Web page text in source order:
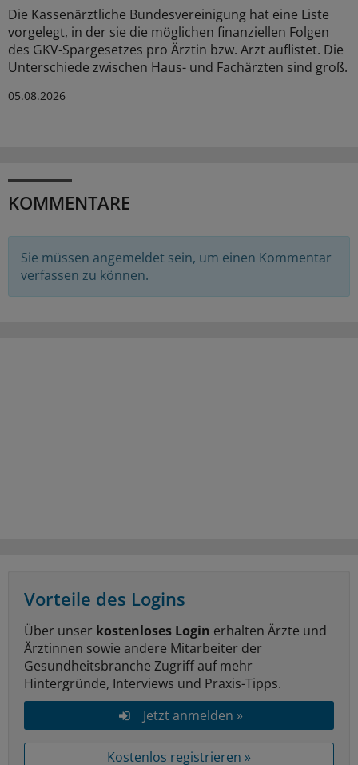
Die Kassenärztliche Bundesvereinigung hat eine Liste
vorgelegt, in der sie die möglichen finanziellen Folgen
des GKV-Spargesetzes pro Ärztin bzw. Arzt auflistet. Die
Unterschiede zwischen Haus- und Fachärzten sind groß.
05.08.2026
KOMMENTARE
Sie müssen angemeldet sein, um einen Kommentar
verfassen zu können.
Vorteile des Logins
Über unser kostenloses Login erhalten Ärzte und
Ärztinnen sowie andere Mitarbeiter der
Gesundheitsbranche Zugriff auf mehr
Hintergründe, Interviews und Praxis-Tipps.
Jetzt anmelden »
Kostenlos registrieren »